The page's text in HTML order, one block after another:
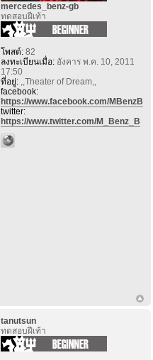
mercedes_benz-gb
ทดสอบฝีเท้า
โพสต์:82
ลงทะเบียนเมื่อ:อังคาร พ.ค. 10, 2011
17:50
ที่อยู่:,,Theater of Dream,,
facebook:
https://www.facebook.com/MBenzB
twitter:
https://www.twitter.com/M_Benz_B
tanutsun
ทดสอบฝีเท้า